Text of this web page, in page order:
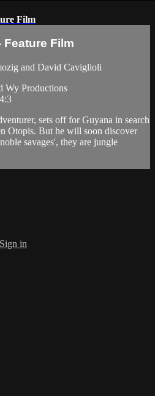
Film
Feature Film
and David Caviglioli
Wy Productions
sets off for Guyana in search
Otopis. But he will soon discover
savages', they are jungle
Sign in